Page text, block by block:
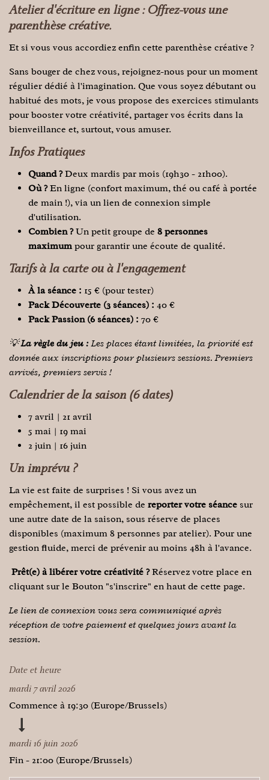
Atelier d'écriture en ligne : Offrez-vous une
parenthèse créative.
Et si vous vous accordiez enfin cette parenthèse créative ?
Sans bouger de chez vous, rejoignez-nous pour un moment
régulier dédié à l'imagination. Que vous soyez débutant ou
habitué des mots, je vous propose des exercices stimulants
pour booster votre créativité, partager vos écrits dans la
bienveillance et, surtout, vous amuser.
Infos Pratiques
Quand ?Deux mardis par mois (19h30 - 21h00).
Où ?En ligne (confort maximum, thé ou café à portée
de main !), via un lien de connexion simple
d'utilisation.
Combien ?Un petit groupe de 8 personnes
maximumpour garantir une écoute de qualité.
Tarifs à la carte ou à l'engagement
À la séance : 15 € (pour tester)
Pack Découverte (3 séances) : 40 €
Pack Passion (6 séances) : 70 €
💡La règle du jeu :Les places étant limitées, la priorité est
donnée aux inscriptions pour plusieurs sessions. Premiers
arrivés, premiers servis !
Calendrier de la saison (6 dates)
7 avril | 21 avril
5 mai | 19 mai
2 juin | 16 juin
Un imprévu ?
La vie est faite de surprises ! Si vous avez un
empêchement, il est possible de reporter votre séance sur
une autre date de la saison, sous réserve de places
disponibles (maximum 8 personnes par atelier). Pour une
gestion fluide, merci de prévenir au moins 48h à l'avance.
Prêt(e) à libérer votre créativité ?Réservez votre place en
cliquant sur le Bouton "s'inscrire" en haut de cette page.
Le lien de connexion vous sera communiqué après
réception de votre paiement et quelques jours avant la
session.
Date et heure
mardi 7 avril 2026
Commence à 19:30 (Europe/Brussels)
mardi 16 juin 2026
Fin - 21:00 (Europe/Brussels)